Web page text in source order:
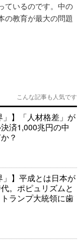
ているのです。中の
の教育が最大の問題
こんな記事も人気です
」】「人材格差」が
済1,000兆円の中
？
」】平成とは日本が
。ポピュリズムと
ランプ大統領に歯